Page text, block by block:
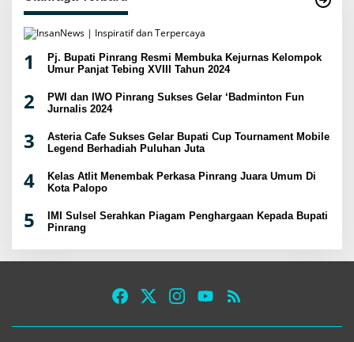
1
Pj. Bupati Pinrang Resmi Membuka Kejurnas Kelompok
Umur Panjat Tebing XVIII Tahun 2024
2
PWI dan IWO Pinrang Sukses Gelar ‘Badminton Fun
Jurnalis 2024
3
Asteria Cafe Sukses Gelar Bupati Cup Tournament Mobile
Legend Berhadiah Puluhan Juta
4
Kelas Atlit Menembak Perkasa Pinrang Juara Umum Di
Kota Palopo
5
IMI Sulsel Serahkan Piagam Penghargaan Kepada Bupati
Pinrang